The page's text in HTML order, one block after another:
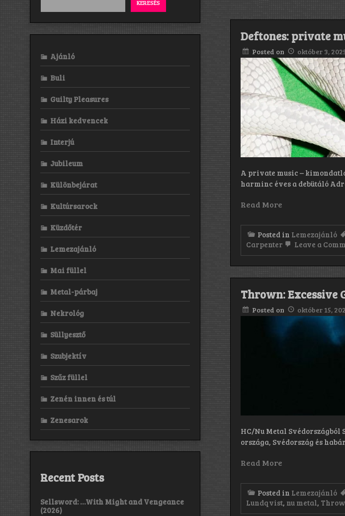
Deftones: private
Posted on október 3,
A private music –
harminc éves a debütáló
Read More
Posted in Lemezajánló
Carpenter
Leave a
Thrown: Excessive
Posted on október 15,
HC/Nu Metal
országa, Svédország és
Read More
Posted in Lemezajánló
Lundqvist, nu metal,
KERESÉS
Ajánló
Buli
Guilty Pleasures
Házi kedvencek
Interjú
Jubileum
Különbejárat
Kultúrsarock
Küzdőtér
Lemezajánló
Mai füllel
Metal-párbaj
Nekrológ
Süllyesztő
Szubjektív
Szűz füllel
Zenén innen és túl
Zenesarok
Recent Posts
Sellsword: …With Might and Vengeance
(2026)